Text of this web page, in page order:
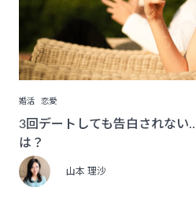
婚活 恋愛
3回デートしても告白されない
は？
山本 理沙